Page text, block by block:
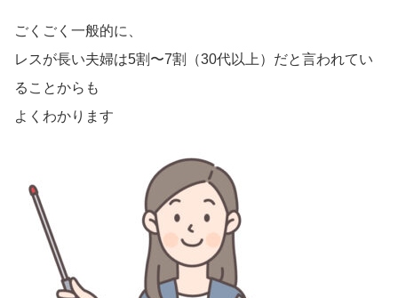
ごくごく一般的に、
レスが長い夫婦は5割〜7割（30代以上）だと言われてい
ることからも
よくわかります